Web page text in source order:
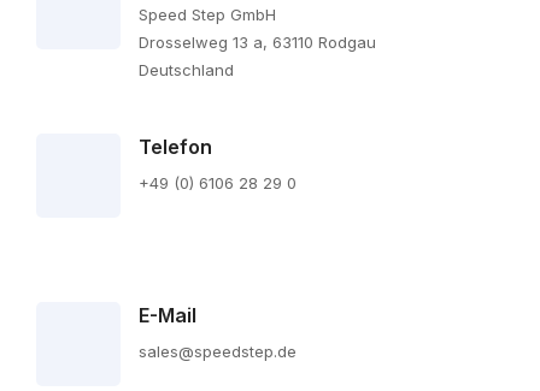
Speed Step GmbH
Drosselweg 13 a, 63110 Rodgau
Deutschland
Telefon
+49 (0) 6106 28 29 0
E-Mail
sales@speedstep.de